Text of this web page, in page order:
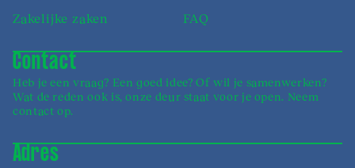
Zakelijke zaken
FAQ
Contact
Heb je een vraag? Een goed idee? Of wil je samen­werken?
Wat de reden ook is, onze deur staat voor je open. Neem
contact op.
Adres